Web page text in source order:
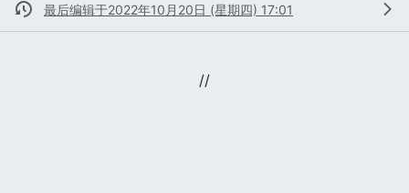
最后编辑于2022年10月20日 (星期四) 17:01
//